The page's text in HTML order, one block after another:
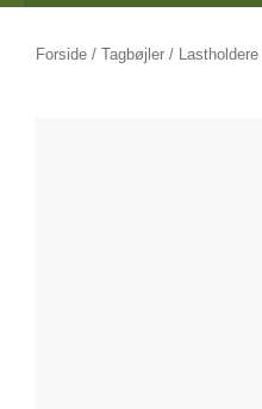
Forside / Tagbøjler / Lastholdere